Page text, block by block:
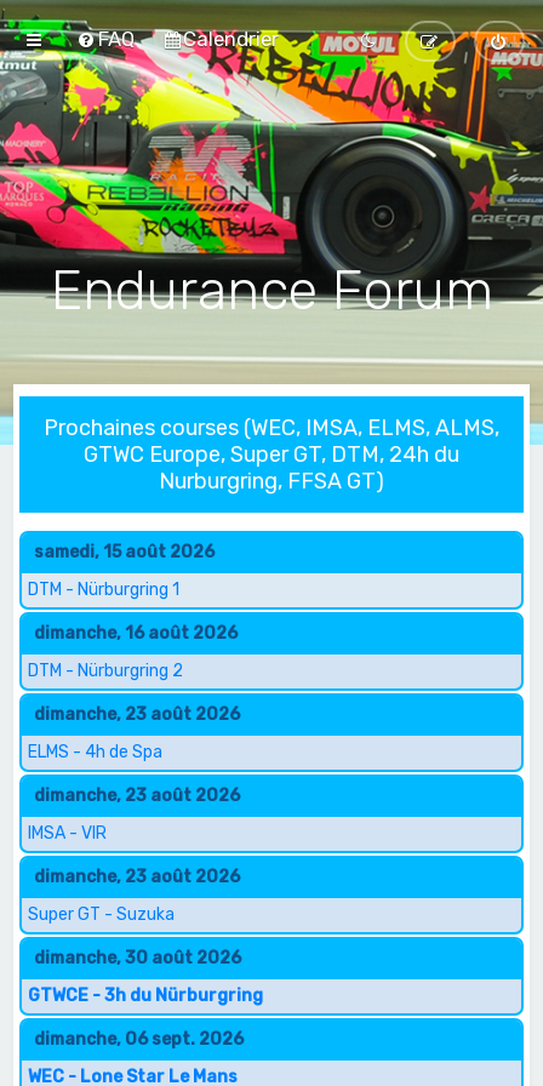
FAQ Calendrier
Endurance Forum
Prochaines courses (WEC, IMSA, ELMS, ALMS,
GTWC Europe, Super GT, DTM, 24h du
Nurburgring, FFSA GT)
samedi, 15 août 2026
DTM - Nürburgring 1
dimanche, 16 août 2026
DTM - Nürburgring 2
dimanche, 23 août 2026
ELMS - 4h de Spa
dimanche, 23 août 2026
IMSA - VIR
dimanche, 23 août 2026
Super GT - Suzuka
dimanche, 30 août 2026
GTWCE - 3h du Nürburgring
dimanche, 06 sept. 2026
WEC - Lone Star Le Mans